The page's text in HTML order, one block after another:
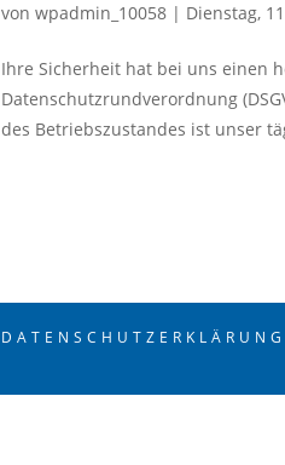
vonwpadmin_10058 | Dienstag,
Ihre Sicherheit hat bei uns einen
Datenschutzrundverordnung
des Betriebszustandes ist unser